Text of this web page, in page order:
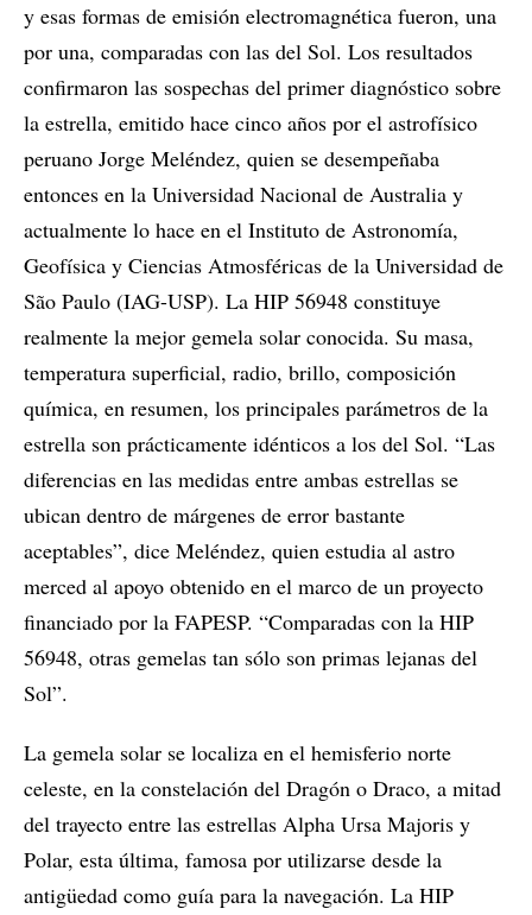
y esas formas de emisión electromagnética fueron, una
por una, comparadas con las del Sol. Los resultados
confirmaron las sospechas del primer diagnóstico sobre
la estrella, emitido hace cinco años por el astrofísico
peruano Jorge Meléndez, quien se desempeñaba
entonces en la Universidad Nacional de Australia y
actualmente lo hace en el Instituto de Astronomía,
Geofísica y Ciencias Atmosféricas de la Universidad de
São Paulo (IAG-USP). La HIP 56948 constituye
realmente la mejor gemela solar conocida. Su masa,
temperatura superficial, radio, brillo, composición
química, en resumen, los principales parámetros de la
estrella son prácticamente idénticos a los del Sol. “Las
diferencias en las medidas entre ambas estrellas se
ubican dentro de márgenes de error bastante
aceptables”, dice Meléndez, quien estudia al astro
merced al apoyo obtenido en el marco de un proyecto
financiado por la FAPESP. “Comparadas con la HIP
56948, otras gemelas tan sólo son primas lejanas del
Sol”.
La gemela solar se localiza en el hemisferio norte
celeste, en la constelación del Dragón o Draco, a mitad
del trayecto entre las estrellas Alpha Ursa Majoris y
Polar, esta última, famosa por utilizarse desde la
antigüedad como guía para la navegación. La HIP